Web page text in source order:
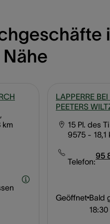
km
LAPPERRE
PEETERS
15 Pl. des
9575 - 18,1
Telefon:
95
Geöffnet Bald
18:30